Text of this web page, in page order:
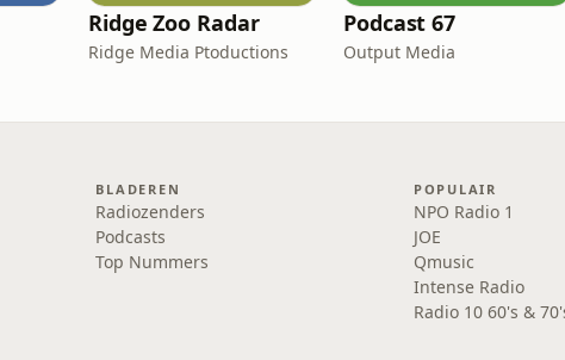
Ridge Zoo Radar
Ridge Media Ptoductions
Podcast 67
Output Media
BLADEREN
Radiozenders
Podcasts
Top Nummers
POPULAIR
NPO Radio 1
JOE
Qmusic
Intense Radio
Radio 10 60's &